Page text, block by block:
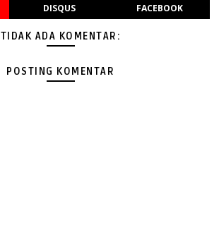
DISQUS FACEBOOK
TIDAK ADA KOMENTAR:
POSTING KOMENTAR